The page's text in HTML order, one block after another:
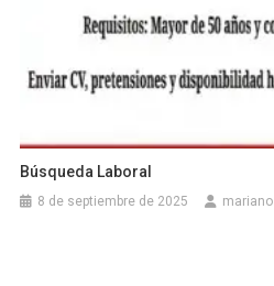
Búsqueda Laboral
8 de septiembre de 2025 mariano